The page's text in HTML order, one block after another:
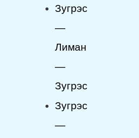
Зугрэс
—
Лиман
—
Зугрэс
Зугрэс
—